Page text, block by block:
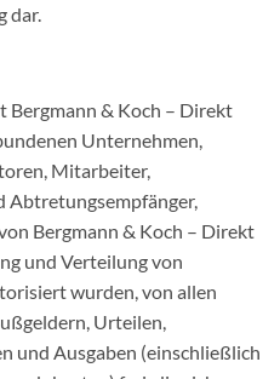
dar.
& Koch – Direkt
Unternehmen,
Mitarbeiter,
Abtretungsempfänger,
Bergmann & Koch – Direkt
und Verteilung von
wurden, von allen
Urteilen,
und Ausgaben (einschließlich